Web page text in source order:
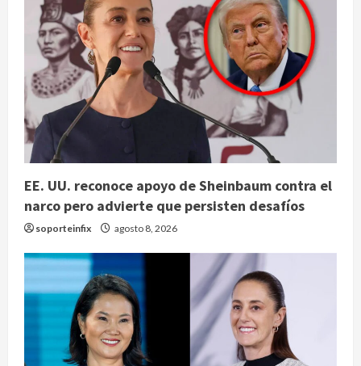
EE. UU. reconoce apoyo de Sheinbaum contra el
narco pero advierte que persisten desafíos
soporteinfix agosto 8, 2026